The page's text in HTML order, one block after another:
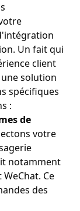
Un fait qui
client
solution
spécifiques
:
de
votre
notamment
Ce
des